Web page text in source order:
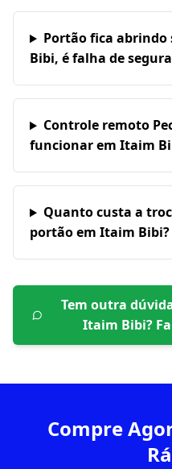
Portão fica
Bibi, é falha de
Controle remoto
funcionar em Itaim
Quanto custa a
portão em Itaim Bibi?
Tem outra
Itaim Bibi?
Compre